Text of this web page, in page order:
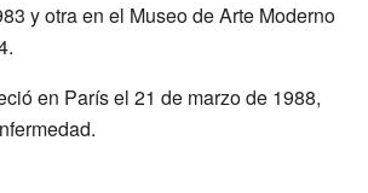
y otra en el Museo de Arte Moderno
en París el 21 de marzo de 1988,